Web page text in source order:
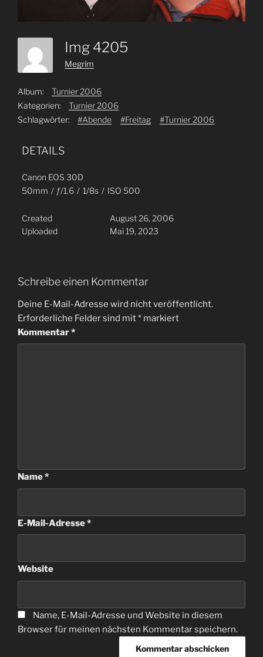
Img 4205
Megrim
Album:
Turnier 2006
Kategorien:
Turnier 2006
Schlagwörter:
#Abende #Freitag #Turnier 2006
DETAILS
Canon EOS 30D
50mm / ƒ/1.6 / 1/8s / ISO 500
Created
August 26, 2006
Uploaded
Mai 19, 2023
Schreibe einen Kommentar
Deine E-Mail-Adresse wird nicht veröffentlicht.
Erforderliche Felder sind mit* markiert
Kommentar*
Name*
E-Mail-Adresse*
Website
Name, E-Mail-Adresse und Website in diesem
Browser für meinen nächsten Kommentar speichern.